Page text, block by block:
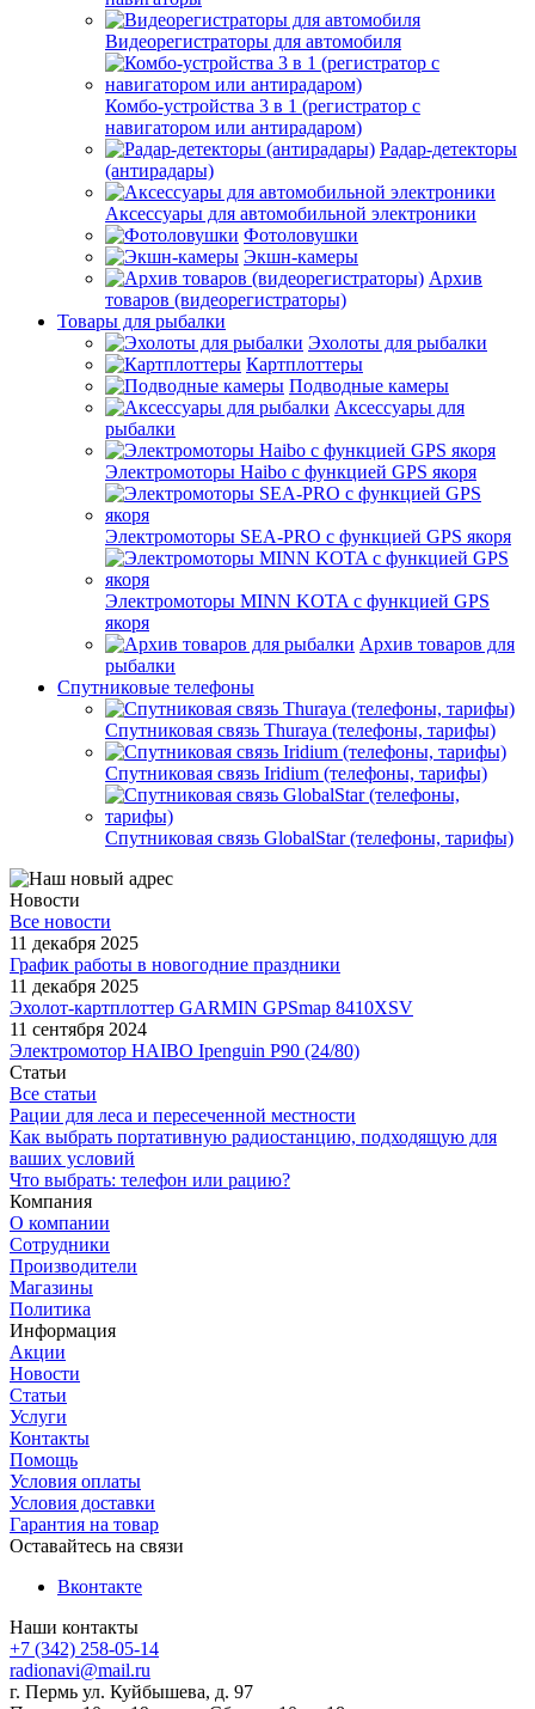
Видеорегистраторы для автомобиля
Комбо-устройства 3 в 1 (регистратор с
навигатором или антирадаром)
Радар-детекторы
(антирадары)
Аксессуары для автомобильной электроники
Фотоловушки
Экшн-камеры
Архив
товаров (видеорегистраторы)
Товары для рыбалки
Эхолоты для рыбалки
Картплоттеры
Подводные камеры
Аксессуары для
рыбалки
Электромоторы Haibo с функцией GPS якоря
Электромоторы SEA-PRO с функцией GPS якоря
Электромоторы MINN KOTA с функцией GPS
якоря
Архив товаров для
рыбалки
Спутниковые телефоны
Спутниковая связь Thuraya (телефоны, тарифы)
Спутниковая связь Iridium (телефоны, тарифы)
Спутниковая связь GlobalStar (телефоны, тарифы)
Новости
Все новости
11 декабря 2025
График работы в новогодние праздники
11 декабря 2025
Эхолот-картплоттер GARMIN GPSmap 8410XSV
11 сентября 2024
Электромотор HAIBO Ipenguin P90 (24/80)
Статьи
Все статьи
Рации для леса и пересеченной местности
Как выбрать портативную радиостанцию, подходящую для
ваших условий
Что выбрать: телефон или рацию?
Компания
О компании
Сотрудники
Производители
Магазины
Политика
Информация
Акции
Новости
Статьи
Услуги
Контакты
Помощь
Условия оплаты
Условия доставки
Гарантия на товар
Оставайтесь на связи
Вконтакте
Наши контакты
+7 (342) 258-05-14
radionavi@mail.ru
г. Пермь ул. Куйбышева, д. 97